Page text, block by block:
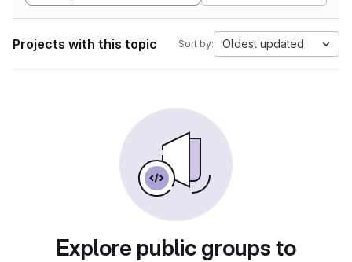
Projects with this topic Sort by: Oldest updated
Explore public groups to